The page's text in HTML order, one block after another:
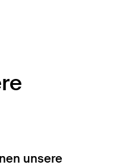
unsere